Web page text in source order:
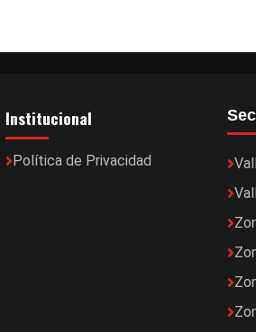
Institucional
Política de Privacidad